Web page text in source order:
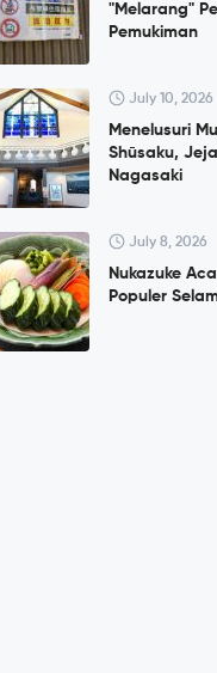
"Melarang"
Pemukiman
July 10, 2026
Menelusuri
Shūsaku,
Nagasaki
July 8, 2026
Nukazuke
Populer